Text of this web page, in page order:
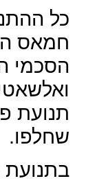
כל
חמאס
הסכמי
תנועת
שחלפו.